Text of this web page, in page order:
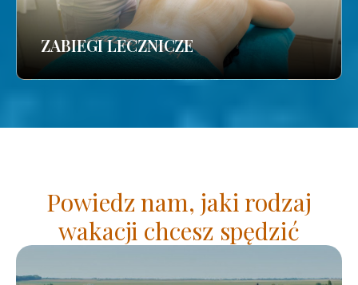
ZABIEGI LECZNICZE
Powiedz nam, jaki rodzaj
wakacji chcesz spędzić